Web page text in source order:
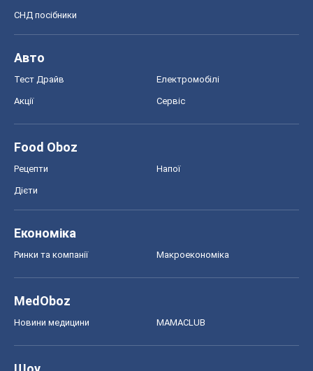
СНД посібники
Авто
Тест Драйв Електромобілі
Акції Сервіс
Food Oboz
Рецепти Напої
Дієти
Економіка
Ринки та компанії Макроекономіка
MedOboz
Новини медицини MAMACLUB